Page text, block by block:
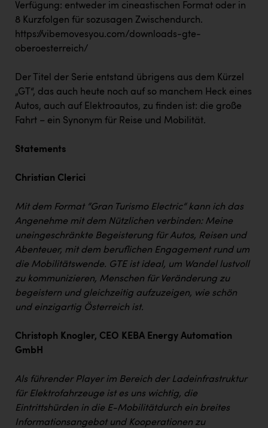
Verfügung: entweder im cineastischen Format oder in
8 Kurzfolgen für sozusagen Zwischendurch.
https://vibemovesyou.com/downloads-gte-
oberoesterreich/
Der Titel der Serie entstand übrigens aus dem Kürzel
„GT“, das auch heute noch auf so manchem Heck eines
Autos, auch auf Elektroautos, zu finden ist: die große
Fahrt – ein Synonym für Reise und Mobilität.
Statements
Christian Clerici
Mit dem Format “Gran Turismo Electric“ kann ich das
Angenehme mit dem Nützlichen verbinden: Meine
uneingeschränkte Begeisterung für Autos, Reisen und
Abenteuer, mit dem beruflichen Engagement rund um
die Mobilitätswende. GTE ist ideal, um Wandel lustvoll
zu kommunizieren, Menschen für Veränderung zu
begeistern und gleichzeitig aufzuzeigen, wie schön
und einzigartig Österreich ist.
Christoph Knogler, CEO KEBA Energy Automation
GmbH
Als führender Player im Bereich der Ladeinfrastruktur
für Elektrofahrzeuge ist es uns wichtig, die
Eintrittshürden in die E-Mobilitätdurch ein breites
Informationsangebot und Kooperationen zu